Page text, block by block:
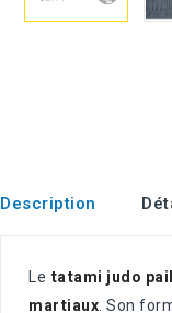
Description
Le tatami judo
martiaux. Son